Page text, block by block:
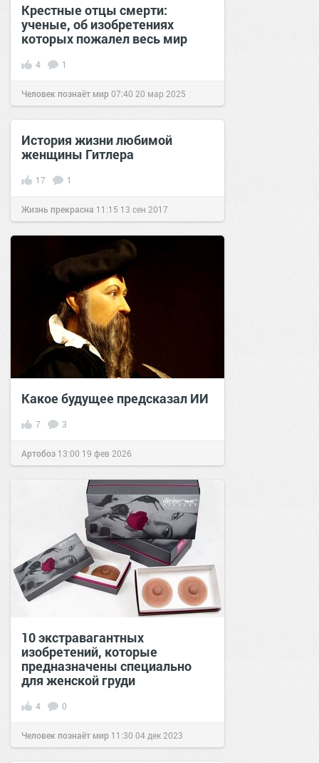
Крестные отцы смерти:
ученые, об изобретениях
которых пожалел весь мир
4 1
Человек познаёт мир07:40 20 мар 2025
История жизни любимой
женщины Гитлера
17 1
Жизнь прекрасна 11:15 13 сен 2017
Какое будущее предсказал ИИ
7 3
Артобоз 13:00 19 фев 2026
10 экстравагантных
изобретений, которые
предназначены специально
для женской груди
4 0
Человек познаёт мир 11:30 04 дек 2023